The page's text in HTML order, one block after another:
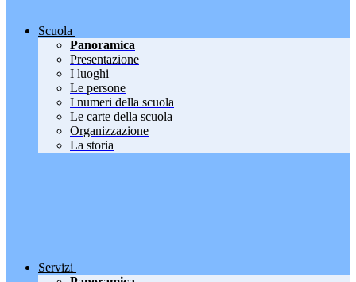
Scuola
Panoramica
Presentazione
I luoghi
Le persone
I numeri della scuola
Le carte della scuola
Organizzazione
La storia
Servizi